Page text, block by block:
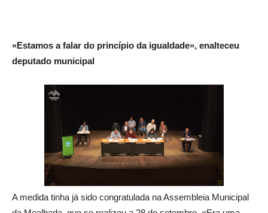
«Estamos a falar do princípio da igualdade», enalteceu
deputado municipal
A medida tinha já sido congratulada na Assembleia Municipal